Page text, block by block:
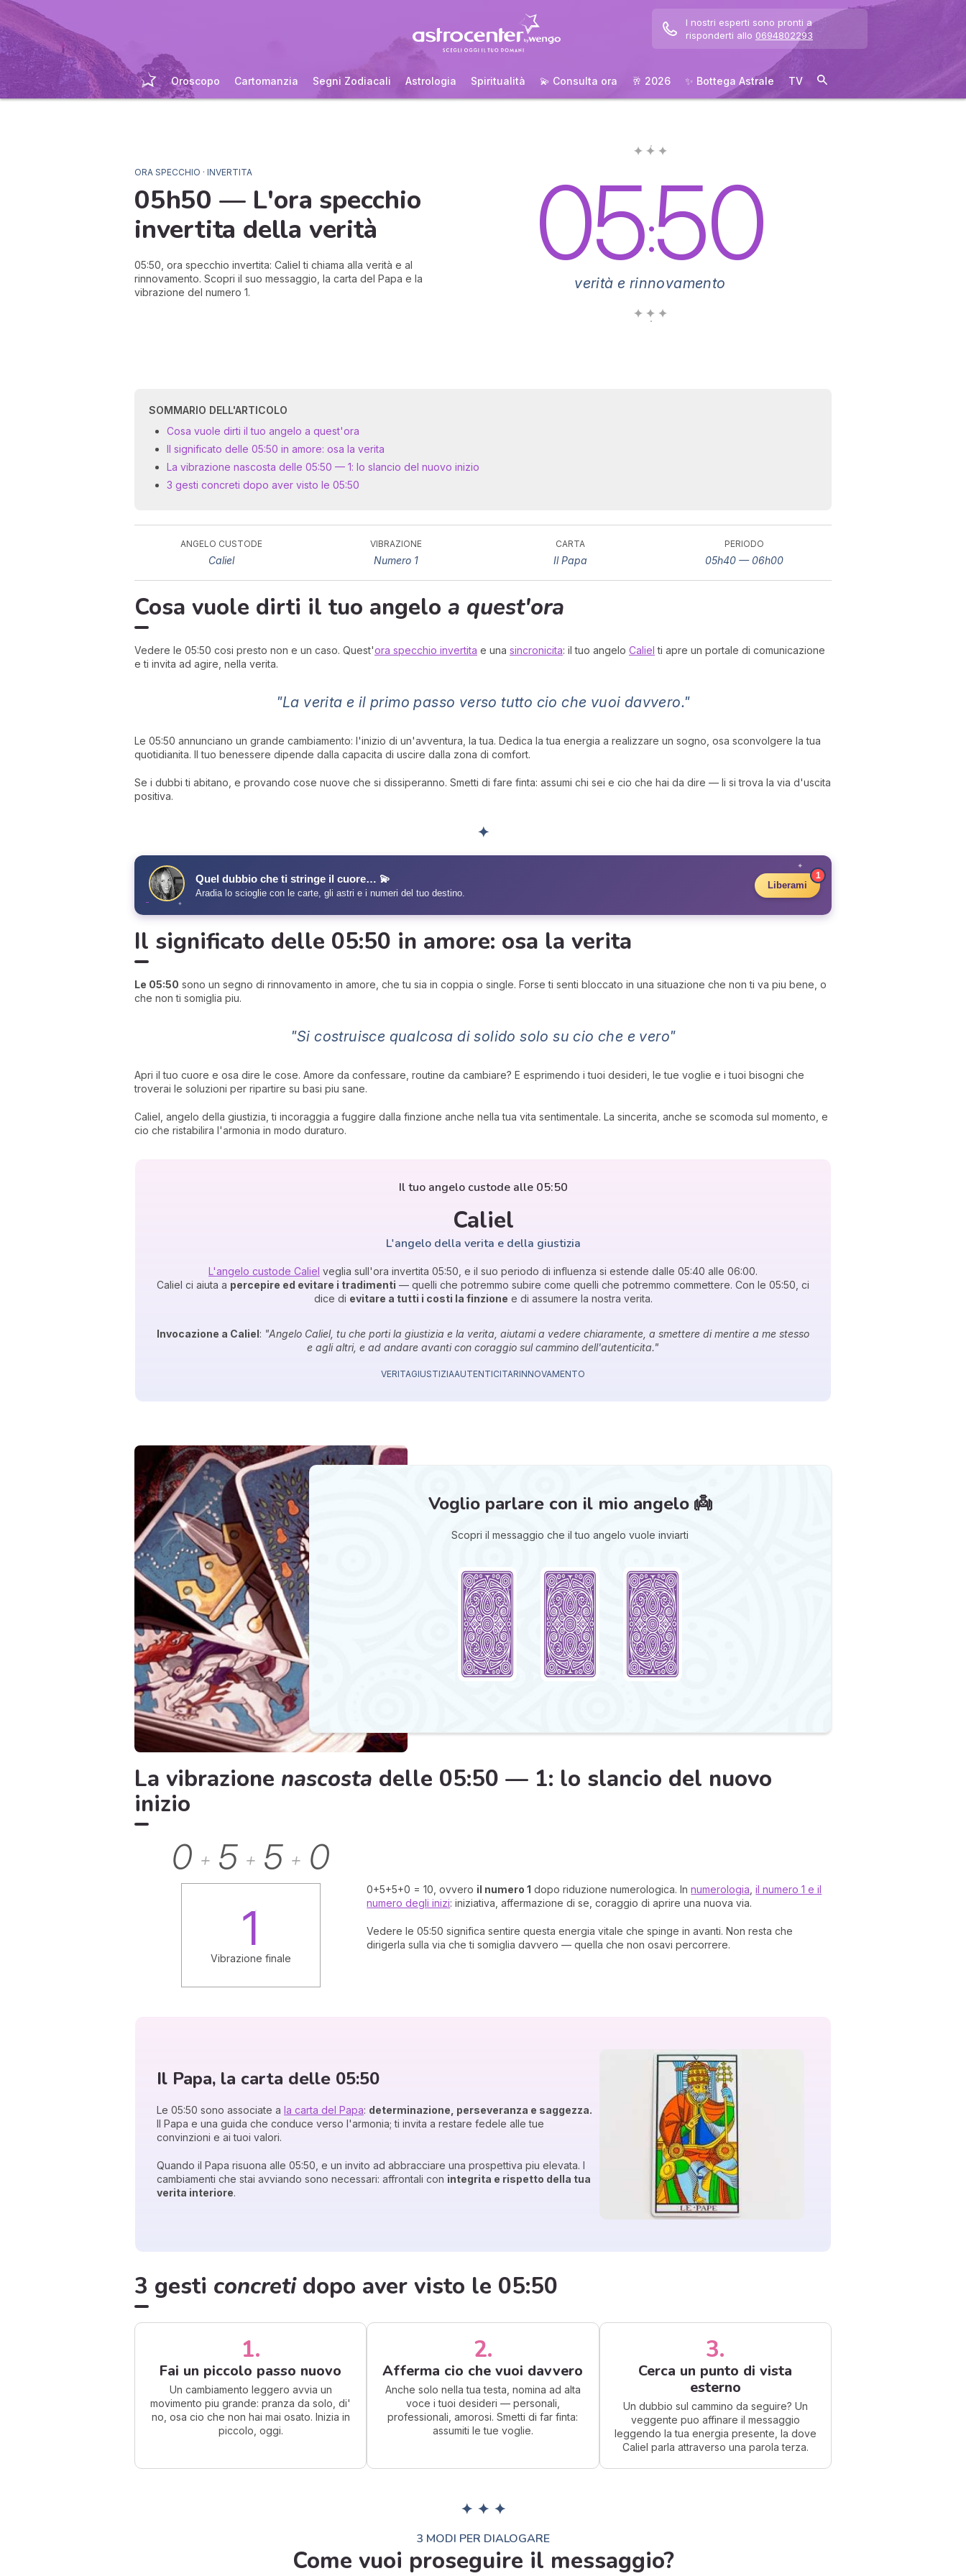
I nostri esperti sono pronti a
risponderti allo 0694802293
Oroscopo Cartomanzia Segni Zodiacali Astrologia Spiritualità 💫 Consulta ora 🥂 2026 ✨ Bottega Astrale TV
ORA SPECCHIO · INVERTITA
05h50 — L'ora specchio
invertita della verità
05:50, ora specchio invertita: Caliel ti chiama alla verità e al
rinnovamento. Scopri il suo messaggio, la carta del Papa e la
vibrazione del numero 1.
✦ ✦ ✦
05:50
verità e rinnovamento
✦ ✦ ✦
SOMMARIO DELL'ARTICOLO
Cosa vuole dirti il tuo angelo a quest'ora
Il significato delle 05:50 in amore: osa la verita
La vibrazione nascosta delle 05:50 — 1: lo slancio del nuovo inizio
3 gesti concreti dopo aver visto le 05:50
ANGELO CUSTODE
Caliel
VIBRAZIONE
Numero 1
CARTA
Il Papa
PERIODO
05h40 — 06h00
Cosa vuole dirti il tuo angelo a quest'ora
Vedere le 05:50 cosi presto non e un caso. Quest'ora specchio invertita e una sincronicita: il tuo angelo Caliel ti apre un portale di comunicazione
e ti invita ad agire, nella verita.
"La verita e il primo passo verso tutto cio che vuoi davvero."
Le 05:50 annunciano un grande cambiamento: l'inizio di un'avventura, la tua. Dedica la tua energia a realizzare un sogno, osa sconvolgere la tua
quotidianita. Il tuo benessere dipende dalla capacita di uscire dalla zona di comfort.
Se i dubbi ti abitano, e provando cose nuove che si dissiperanno. Smetti di fare finta: assumi chi sei e cio che hai da dire — li si trova la via d'uscita
positiva.
✦
✦
✦
✧ Quel dubbio che ti stringe il cuore… 💫
Aradia lo scioglie con le carte, gli astri e i numeri del tuo destino.
Liberami
1
Il significato delle 05:50 in amore: osa la verita
Le 05:50 sono un segno di rinnovamento in amore, che tu sia in coppia o single. Forse ti senti bloccato in una situazione che non ti va piu bene, o
che non ti somiglia piu.
"Si costruisce qualcosa di solido solo su cio che e vero"
Apri il tuo cuore e osa dire le cose. Amore da confessare, routine da cambiare? E esprimendo i tuoi desideri, le tue voglie e i tuoi bisogni che
troverai le soluzioni per ripartire su basi piu sane.
Caliel, angelo della giustizia, ti incoraggia a fuggire dalla finzione anche nella tua vita sentimentale. La sincerita, anche se scomoda sul momento, e
cio che ristabilira l'armonia in modo duraturo.
Il tuo angelo custode alle 05:50
Caliel
L'angelo della verita e della giustizia
L'angelo custode Caliel veglia sull'ora invertita 05:50, e il suo periodo di influenza si estende dalle 05:40 alle 06:00.
Caliel ci aiuta a percepire ed evitare i tradimenti — quelli che potremmo subire come quelli che potremmo commettere. Con le 05:50, ci
dice di evitare a tutti i costi la finzione e di assumere la nostra verita.
Invocazione a Caliel: "Angelo Caliel, tu che porti la giustizia e la verita, aiutami a vedere chiaramente, a smettere di mentire a me stesso
e agli altri, e ad andare avanti con coraggio sul cammino dell'autenticita."
VERITAGIUSTIZIAAUTENTICITARINNOVAMENTO
Voglio parlare con il mio angelo 👼
Scopri il messaggio che il tuo angelo vuole inviarti
La vibrazione nascosta delle 05:50 — 1: lo slancio del nuovo
inizio
0 + 5 + 5 + 0
1
Vibrazione finale
0+5+5+0 = 10, ovvero il numero 1 dopo riduzione numerologica. Innumerologia ,il numero 1 e il
numero degli inizi: iniziativa, affermazione di se, coraggio di aprire una nuova via.
Vedere le 05:50 significa sentire questa energia vitale che spinge in avanti. Non resta che
dirigerla sulla via che ti somiglia davvero — quella che non osavi percorrere.
Il Papa, la carta delle 05:50
Le 05:50 sono associate a la carta del Papa: determinazione, perseveranza e saggezza.
Il Papa e una guida che conduce verso l'armonia; ti invita a restare fedele alle tue
convinzioni e ai tuoi valori.
Quando il Papa risuona alle 05:50, e un invito ad abbracciare una prospettiva piu elevata. I
cambiamenti che stai avviando sono necessari: affrontali con integrita e rispetto della tua
verita interiore.
3 gesti concretidopo aver visto le 05:50
1.
Fai un piccolo passo nuovo
Un cambiamento leggero avvia un
movimento piu grande: pranza da solo, di'
no, osa cio che non hai mai osato. Inizia in
piccolo, oggi.
2.
Afferma cio che vuoi davvero
Anche solo nella tua testa, nomina ad alta
voce i tuoi desideri — personali,
professionali, amorosi. Smetti di far finta:
assumiti le tue voglie.
3.
Cerca un punto di vista
esterno
Un dubbio sul cammino da seguire? Un
veggente puo affinare il messaggio
leggendo la tua energia presente, la dove
Caliel parla attraverso una parola terza.
✦ ✦ ✦
3 MODI PER DIALOGARE
Come vuoi proseguire il messaggio?